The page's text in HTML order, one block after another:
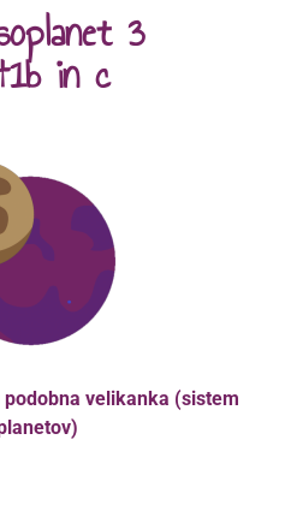
3
in c
velikanka (sistem